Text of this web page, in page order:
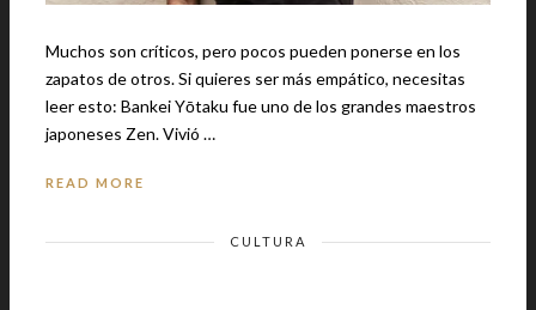
Muchos son críticos, pero pocos pueden ponerse en los
zapatos de otros. Si quieres ser más empático, necesitas
leer esto: Bankei Yōtaku fue uno de los grandes maestros
japoneses Zen. Vivió …
READ MORE
CULTURA